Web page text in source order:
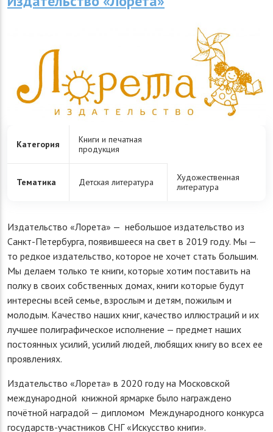
Категория
Книги и печатная
продукция
Тематика Детская литература
Художественная
литература
Издательство «Лорета» — небольшое издательство из
Санкт-Петербурга, появившееся на свет в 2019 году. Мы —
то редкое издательство, которое не хочет стать большим.
Мы делаем только те книги, которые хотим поставить на
полку в своих собственных домах, книги которые будут
интересны всей семье, взрослым и детям, пожилым и
молодым. Качество наших книг, качество иллюстраций и их
лучшее полиграфическое исполнение — предмет наших
постоянных усилий, усилий людей, любящих книгу во всех ее
проявлениях.
Издательство «Лорета» в 2020 году на Московской
международной книжной ярмарке было награждено
почётной наградой — дипломом Международного конкурса
государств-участников СНГ «Искусство книги».